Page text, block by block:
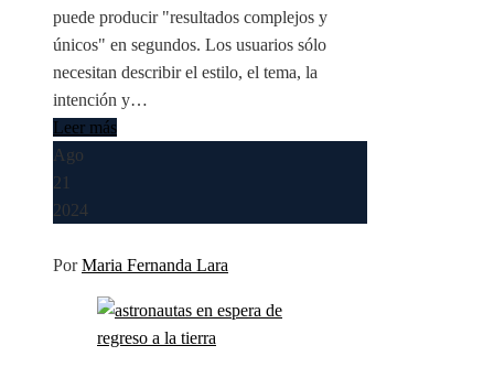
puede producir "resultados complejos y
únicos" en segundos. Los usuarios sólo
necesitan describir el estilo, el tema, la
intención y…
Leer más
Ago
21
2024
PorMaria Fernanda Lara